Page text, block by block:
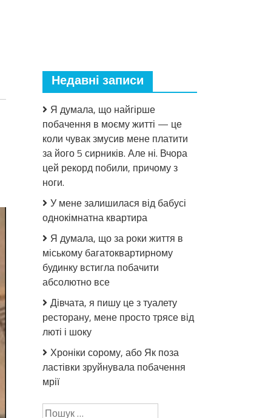
Недавні записи
Я думала, що найгірше
побачення в моєму житті — це
коли чувак змусив мене платити
за його 5 сирників. Але ні. Вчора
цей рекорд побили, причому з
ноги.
У мене залишилася від бабусі
однокімнатна квартира
Я думала, що за роки життя в
міському багатоквартирному
будинку встигла побачити
абсолютно все
Дівчата, я пишу це з туалету
ресторану, мене просто трясе від
люті і шоку
Хроніки сорому, або Як поза
ластівки зруйнувала побачення
мрії
Пошук: